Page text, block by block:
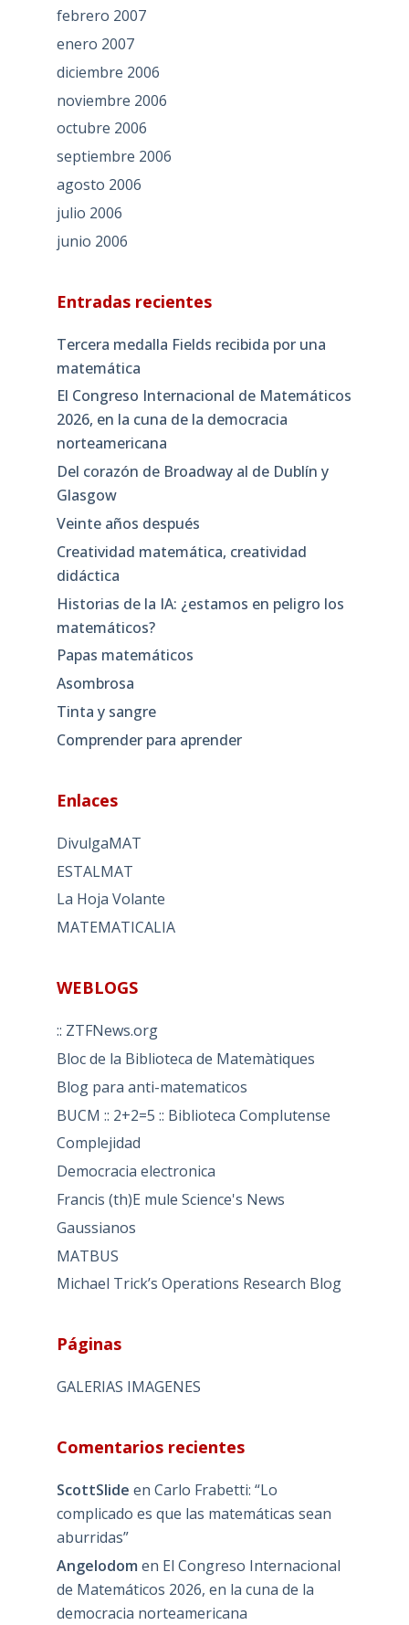
febrero 2007
enero 2007
diciembre 2006
noviembre 2006
octubre 2006
septiembre 2006
agosto 2006
julio 2006
junio 2006
Entradas recientes
Tercera medalla Fields recibida por una
matemática
El Congreso Internacional de Matemáticos
2026, en la cuna de la democracia
norteamericana
Del corazón de Broadway al de Dublín y
Glasgow
Veinte años después
Creatividad matemática, creatividad
didáctica
Historias de la IA: ¿estamos en peligro los
matemáticos?
Papas matemáticos
Asombrosa
Tinta y sangre
Comprender para aprender
Enlaces
DivulgaMAT
ESTALMAT
La Hoja Volante
MATEMATICALIA
WEBLOGS
:: ZTFNews.org
Bloc de la Biblioteca de Matemàtiques
Blog para anti-matematicos
BUCM :: 2+2=5 :: Biblioteca Complutense
Complejidad
Democracia electronica
Francis (th)E mule Science's News
Gaussianos
MATBUS
Michael Trick’s Operations Research Blog
Páginas
GALERIAS IMAGENES
Comentarios recientes
ScottSlide en Carlo Frabetti: “Lo
complicado es que las matemáticas sean
aburridas”
Angelodom en El Congreso Internacional
de Matemáticos 2026, en la cuna de la
democracia norteamericana